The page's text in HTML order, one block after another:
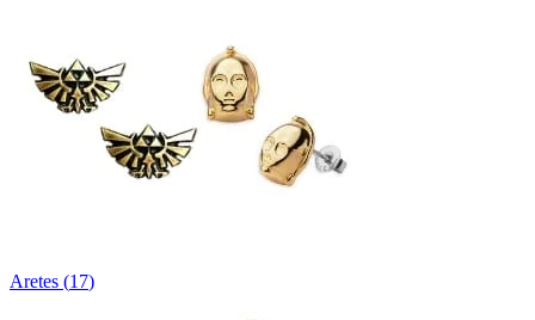
Aretes (17)